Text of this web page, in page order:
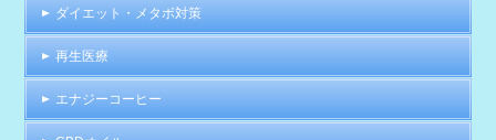
ダイエット・メタボ対策
再生医療
エナジーコーヒー